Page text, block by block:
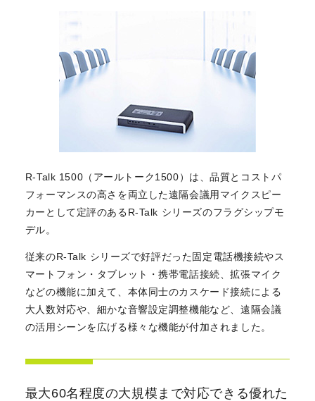
R-Talk 1500（アールトーク1500）は、品質とコストパ
フォーマンスの高さを両立した遠隔会議用マイクスピー
カーとして定評のあるR-Talk シリーズのフラグシップモ
デル。
従来のR-Talk シリーズで好評だった固定電話機接続やス
マートフォン・タブレット・携帯電話接続、拡張マイク
などの機能に加えて、本体同士のカスケード接続による
大人数対応や、細かな音響設定調整機能など、遠隔会議
の活用シーンを広げる様々な機能が付加されました。
最大60名程度の大規模まで対応できる優れた